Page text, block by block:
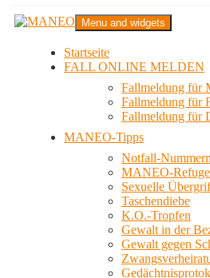
Zum
InhaltMANEO
Das schwule Anti-Gewalt-Projekt in
Menu and widgets
Startseite
FALL ONLINE MELDEN
Fallmeldung für
Fallmeldung für
Fallmeldung für
MANEO-Tipps
Notfall-Nummern
MANEO-
Sexuelle
Taschendiebe
K.O.-Tropfen
Gewalt in der
Gewalt gegen